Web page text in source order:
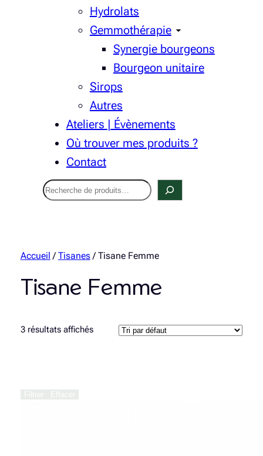
Hydrolats
Gemmothérapie
Synergie bourgeons
Bourgeon unitaire
Sirops
Autres
Ateliers | Évènements
Où trouver mes produits ?
Contact
Recherche
Accueil / Tisanes/ Tisane Femme
Tisane Femme
3 résultats affichés